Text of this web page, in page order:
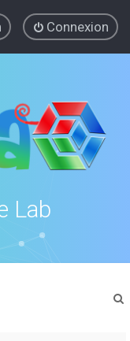
Connexion
Lab